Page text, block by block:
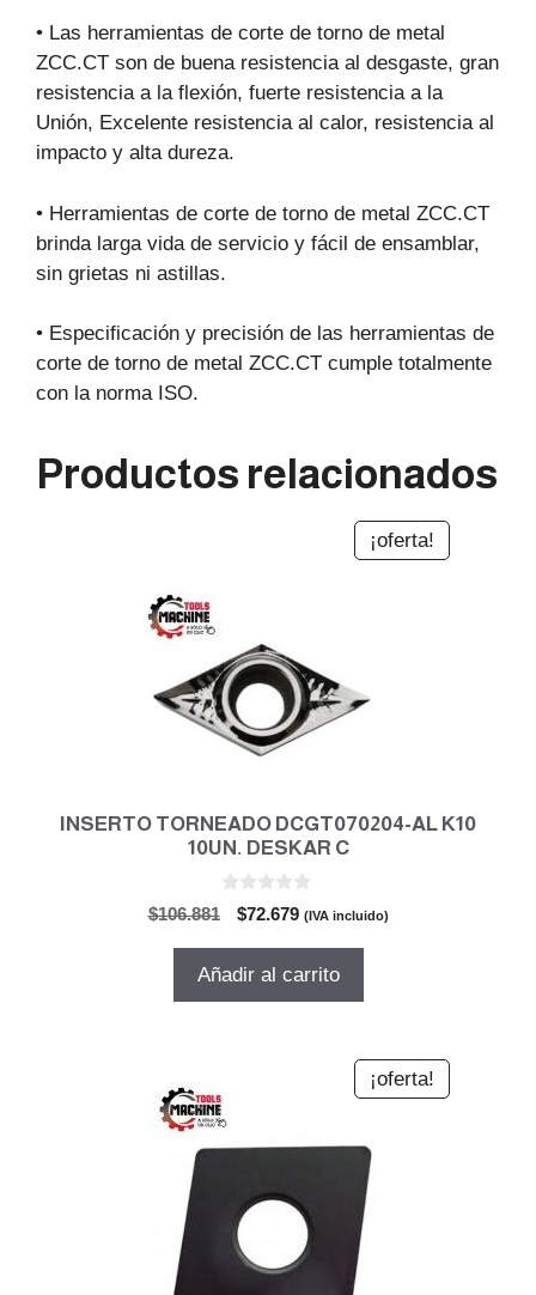
• Las herramientas de corte de torno de metal
ZCC.CT son de buena resistencia al desgaste, gran
resistencia a la flexión, fuerte resistencia a la
Unión, Excelente resistencia al calor, resistencia al
impacto y alta dureza.
• Herramientas de corte de torno de metal ZCC.CT
brinda larga vida de servicio y fácil de ensamblar,
sin grietas ni astillas.
• Especificación y precisión de las herramientas de
corte de torno de metal ZCC.CT cumple totalmente
con la norma ISO.
Productos relacionados
¡oferta!
INSERTO TORNEADO DCGT070204-AL K10
10UN. DESKAR C
$106.881
El
original
$72.679El
actual
(IVA incluido)
Añadir al carrito
¡oferta!